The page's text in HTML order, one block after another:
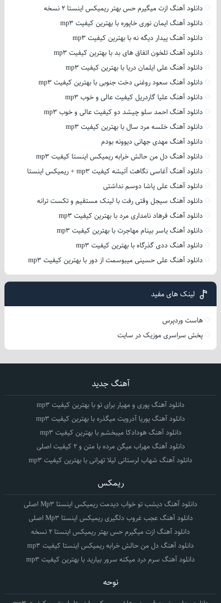
دانلود آهنگ ازت میگیرم حس بهتر ریمیکس اینستا 2 نسخه
دانلود آهنگ ایمان نوری خاپوره با بهترین کیفیت mp3
دانلود آهنگ پیدار دیگه نه با بهترین کیفیت mp3
دانلود آهنگ تلخون اتفاق های بد با بهترین کیفیت mp3
دانلود آهنگ علی ایلمان دریا با بهترین کیفیت mp3
دانلود آهنگ سعود روغنی دخت جنوبی با بهترین کیفیت mp3
دانلود آهنگ علیا گاردریل کیفیت عالی و خوب mp3
دانلود آهنگ احمد سلو چیشد دو کیفیت عالی و خوب mp3
دانلود آهنگ خلسه مرد سال با بهترین کیفیت mp3
دانلود آهنگ مهدی جهانی دیوونه بودم
دانلود آهنگ دل من حالش خرابه ریمیکس اینستا کیفیت mp3
دانلود آهنگ آغاسی نگاهت آتیشه کیفیت mp3 + ریمیکس اینستا
دانلود آهنگ علی پاشا دوسم نداشتی
دانلود آهنگ سیجل وقتی رفت با لینک مستقیم و تکست ترانه
دانلود آهنگ فرهاد نامداری مرد با بهترین کیفیت mp3
دانلود آهنگ یاسر بینام مهاجرت با بهترین کیفیت mp3
دانلود آهنگ ددی گذرگاه با بهترین کیفیت mp3
دانلود آهنگ علی حسینی میبوسمت از دور با بهترین کیفیت mp3
لینک های مفید
هاست وردپرس
پخش سراسری موزیک در سایت
آهنگ جدید
دانلود آهنگ پوری و مهیار برای تو با بهترین کیفیت mp3
دانلود آهنگ پوریا آدرویت میگذره با بهترین کیفیت mp3
دانلود آهنگ هودادکا میبخشم با بهترین کیفیت mp3
دانلود آهنگ مهراب میگن مرده با متن و 2 کیفیت اصلی
دانلود آهنگ شهاب لرستانی لیلا تهرانی با بهترین کیفیت mp3
ریمکس
دانلود آهنگ دیشب تو خواب دیدمت ریمیکس اینستا Mp3 اصلی
دانلود آهنگ عجب غروب دلگیری ریمیکس اینستا Mp3 اصلی
دانلود آهنگ ازت میگیرم حس بهتر ریمیکس اینستا 2 نسخه
دانلود آهنگ دل من حالش خرابه ریمیکس اینستا کیفیت mp3
دانلود آهنگ سرم درد میکنه سرور بیارید با بهترین کیفیت mp3
نوحه